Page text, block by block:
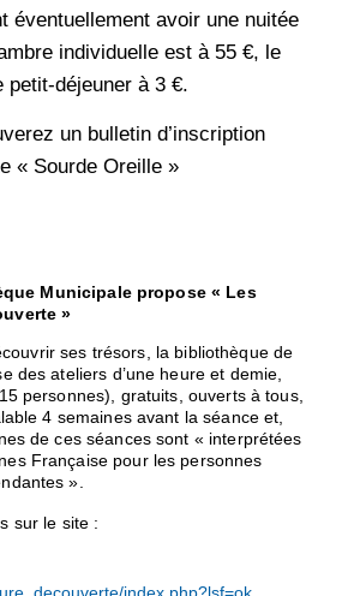
éventuellement avoir une nuitée
individuelle est à 55 €, le
petit-déjeuner à 3 €.
un bulletin d’inscription
« Sourde Oreille »
Municipale propose « Les
»
ses trésors, la bibliothèque de
des ateliers d’une heure et demie,
personnes), gratuits, ouverts à tous,
4 semaines avant la séance et,
de ces séances sont « interprétées
Française pour les personnes
».
sur le site :